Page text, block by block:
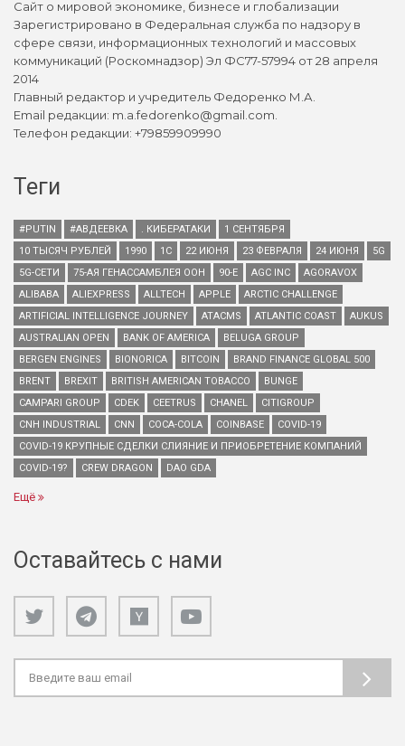
Сайт о мировой экономике, бизнесе и глобализации
Зарегистрировано в Федеральная служба по надзору в
сфере связи, информационных технологий и массовых
коммуникаций (Роскомнадзор) Эл ФС77-57994 от 28 апреля
2014
Главный редактор и учредитель Федоренко М.А.
Email редакции: m.a.fedorenko@gmail.com.
Телефон редакции: +79859909990
Теги
#PUTIN #АВДЕЕВКА . КИБЕРАТАКИ
1 СЕНТЯБРЯ
10 ТЫСЯЧ РУБЛЕЙ
1990 1С 22 ИЮНЯ 23 ФЕВРАЛЯ 24 ИЮНЯ
5G
5G-СЕТИ
75-АЯ ГЕНАССАМБЛЕЯ ООН 90-Е AGC INC
AGORAVOX
ALIBABA
ALIEXPRESS ALLTECH APPLE
ARCTIC CHALLENGE
ARTIFICIAL INTELLIGENCE JOURNEY
ATACMS ATLANTIC COAST
AUKUS
AUSTRALIAN OPEN
BANK OF AMERICA
BELUGA GROUP
BERGEN ENGINES
BIONORICA BITCOIN
BRAND FINANCE GLOBAL 500
BRENT
BREXIT BRITISH AMERICAN TOBACCO
BUNGE
CAMPARI GROUP
CDEK CEETRUS CHANEL
CITIGROUP
CNH INDUSTRIAL
CNN COCA-COLA COINBASE
COVID-19
COVID-19 КРУПНЫЕ СДЕЛКИ СЛИЯНИЕ И ПРИОБРЕТЕНИЕ КОМПАНИЙ
COVID-19?
CREW DRAGON DAO GDA
Ещё
Оставайтесь с нами